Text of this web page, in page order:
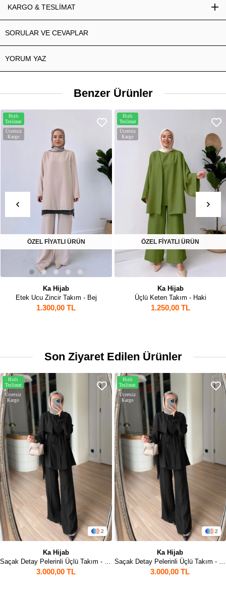
KARGO & TESLİMAT
SORULAR VE CEVAPLAR
YORUM YAZ
Benzer Ürünler
Ka Hijab
Etek Ucu Zincir Takım - Bej
1.300,00 TL
Ücretsiz
Kargo
Hızlı
Teslimat
ÖZEL FİYATLI ÜRÜN
Ka Hijab
Üçlü Keten Takım - Haki
1.250,00 TL
Ücretsiz
Kargo
Hızlı
Teslimat
ÖZEL FİYATLI ÜRÜN
Son Ziyaret Edilen Ürünler
2
Ka Hijab
3.000,00 TL
Ücretsiz
Kargo
Hızlı
Teslimat
2
Ka Hijab
3.000,00 TL
Ücretsiz
Kargo
Hızlı
Teslimat